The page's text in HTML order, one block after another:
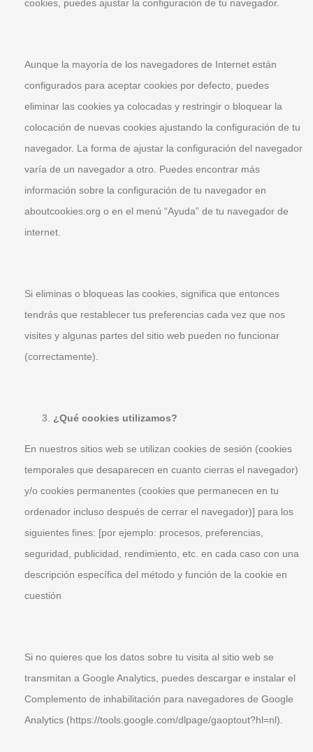
cookies, puedes ajustar la configuración de tu navegador.
Aunque la mayoría de los navegadores de Internet están
configurados para aceptar cookies por defecto, puedes
eliminar las cookies ya colocadas y restringir o bloquear la
colocación de nuevas cookies ajustando la configuración de tu
navegador. La forma de ajustar la configuración del navegador
varía de un navegador a otro. Puedes encontrar más
información sobre la configuración de tu navegador en
aboutcookies.org o en el menú “Ayuda” de tu navegador de
internet.
Si eliminas o bloqueas las cookies, significa que entonces
tendrás que restablecer tus preferencias cada vez que nos
visites y algunas partes del sitio web pueden no funcionar
(correctamente).
¿Qué cookies utilizamos?
En nuestros sitios web se utilizan cookies de sesión (cookies
temporales que desaparecen en cuanto cierras el navegador)
y/o cookies permanentes (cookies que permanecen en tu
ordenador incluso después de cerrar el navegador)] para los
siguientes fines: [por ejemplo: procesos, preferencias,
seguridad, publicidad, rendimiento, etc. en cada caso con una
descripción específica del método y función de la cookie en
cuestión
Si no quieres que los datos sobre tu visita al sitio web se
transmitan a Google Analytics, puedes descargar e instalar el
Complemento de inhabilitación para navegadores de Google
Analytics (https://tools.google.com/dlpage/gaoptout?hl=nl).